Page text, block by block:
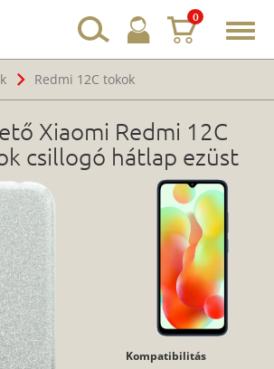
0
Redmi 12C tokok
Xiaomi Redmi 12C
csillogó hátlap ezüst
Kompatibilitás